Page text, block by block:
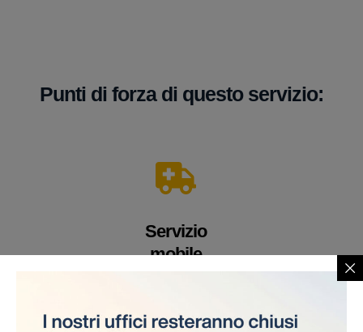
Punti di forza di questo servizio:
Servizio
mobile
nostri servizi direttamente sul cantiere, eliminando la